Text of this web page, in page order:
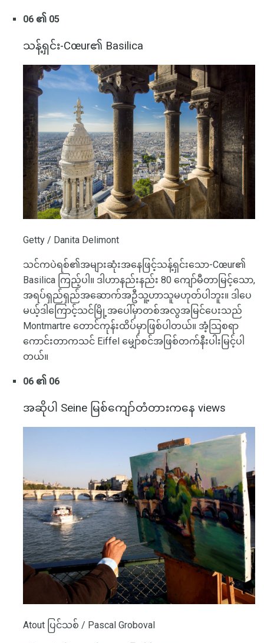
06 ၏ 05
သန့်ရှင်း-Cœur၏ Basilica
Getty / Danita Delimont
သင်ကပဲရစ်၏အများဆုံးအနေဖြင့်သန့်ရှင်းသော-Cœur၏
Basilica ကြည့်ပါ။ ဒါဟာနည်းနည်း 80 ကျော်မီတာမြင့်သော,
အရပ်ရှည်ရှည်အဆောက်အဦသူ့ဟာသူမဟုတ်ပါဘူး။ ဒါပေ
မယ့်ဒါကြောင့်သင်မြို့အပေါ်မှာတစ်အလွအမြင်ပေးသည်
Montmartre တောင်ကုန်းထိပ်မှာဖြစ်ပါတယ်။ အံ့သြစရာ
ကောင်းတာကသင် Eiffel မျှော်စင်အဖြစ်တက်နီးပါးမြင့်ပါ
တယ်။
06 ၏ 06
အဆိုပါ Seine မြစ်ကျော်တံတားကနေ views
Atout ပြင်သစ် / Pascal Groboval